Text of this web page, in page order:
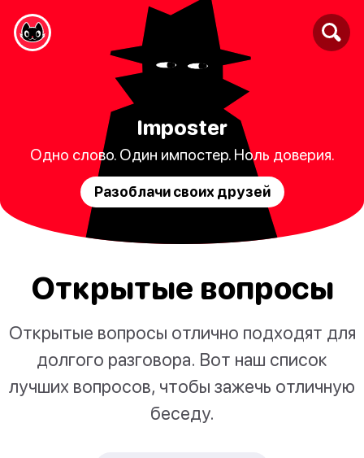
Imposter
Одно слово. Один импостер. Ноль доверия.
Разоблачи своих друзей
Открытые вопросы
Открытые вопросы отлично подходят для
долгого разговора. Вот наш список
лучших вопросов, чтобы зажечь отличную
беседу.